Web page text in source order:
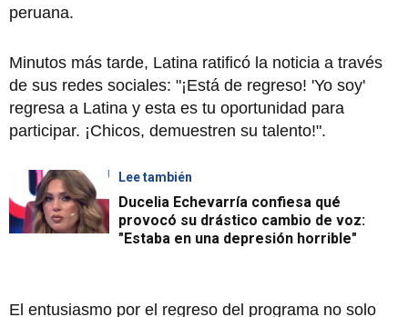
peruana.
Minutos más tarde, Latina ratificó la noticia a través
de sus redes sociales: "¡Está de regreso! 'Yo soy'
regresa a Latina y esta es tu oportunidad para
participar. ¡Chicos, demuestren su talento!".
Lee también
Ducelia Echevarría confiesa qué
provocó su drástico cambio de voz:
"Estaba en una depresión horrible"
El entusiasmo por el regreso del programa no solo